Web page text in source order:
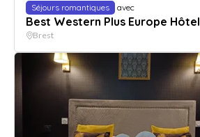
Séjours romantiques avec
Best Western Plus Europe Hôtel
Brest